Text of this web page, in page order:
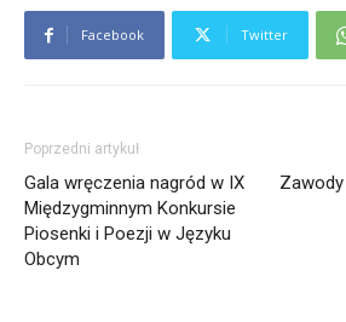
Facebook Twitter
Poprzedni artykuł
Gala wręczenia nagród w IX
Międzygminnym Konkursie
Piosenki i Poezji w Języku
Obcym